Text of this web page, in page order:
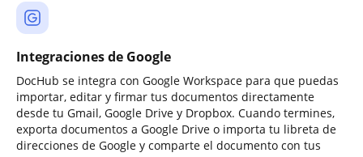
Integraciones de Google
DocHub se integra con Google Workspace para que puedas
importar, editar y firmar tus documentos directamente
desde tu Gmail, Google Drive y Dropbox. Cuando termines,
exporta documentos a Google Drive o importa tu libreta de
direcciones de Google y comparte el documento con tus